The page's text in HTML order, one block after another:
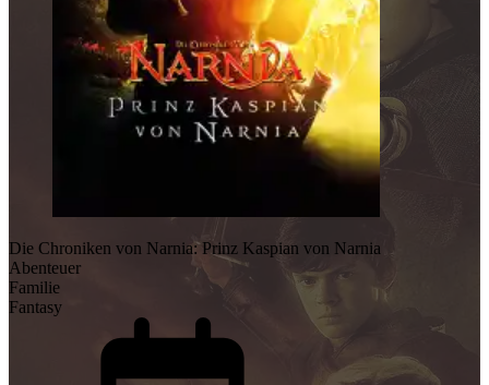
Die Chroniken von Narnia: Prinz Kaspian von Narnia
Abenteuer
Familie
Fantasy